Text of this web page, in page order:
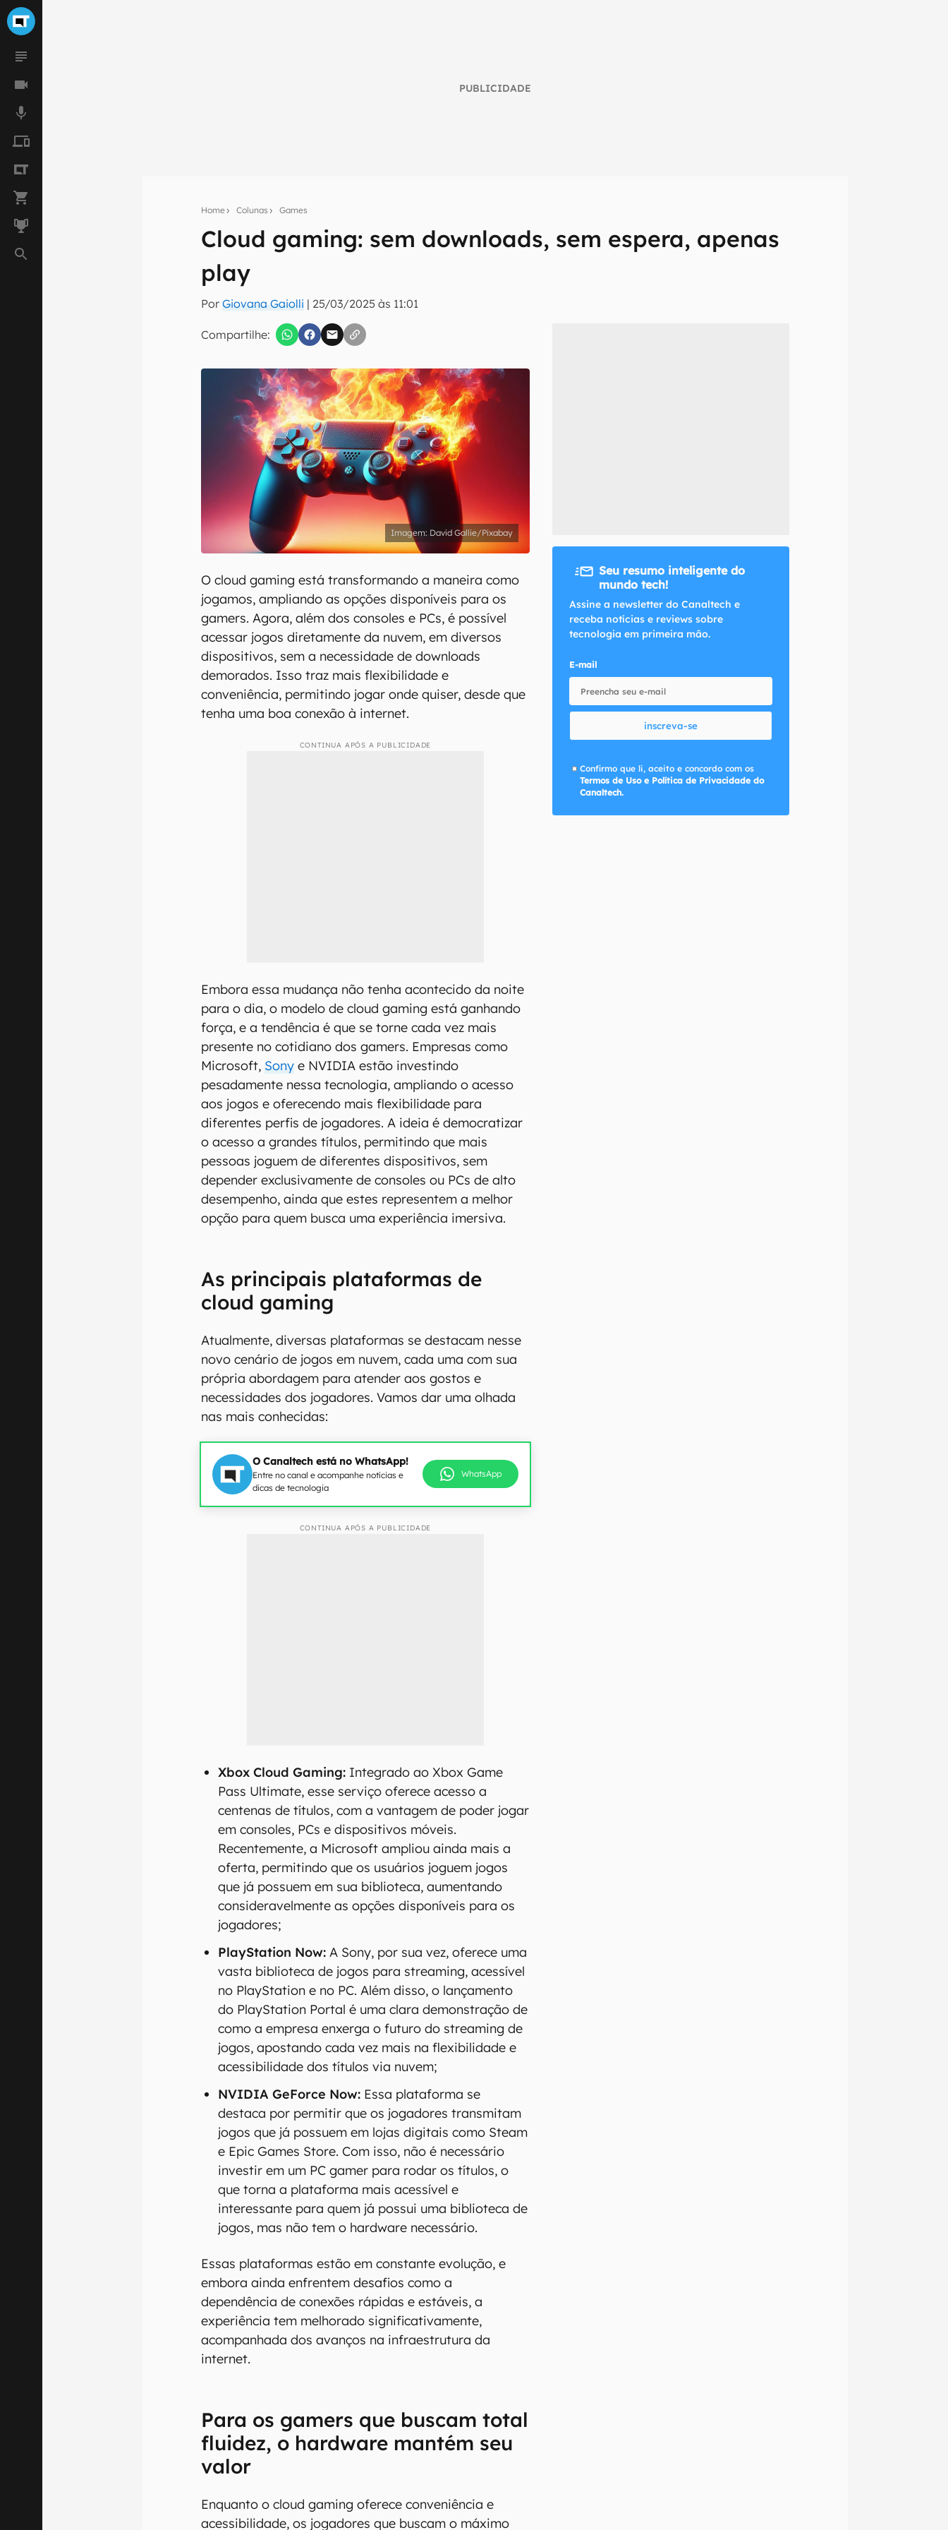
PUBLICIDADE
Home Colunas Games
Cloud gaming: sem downloads, sem espera, apenas
play
PorGiovana Gaiolli | 25/03/2025 às 11:01
Compartilhe:
Seu resumo inteligente do mundo tech!
Assine a newsletter do Canaltech e receba notícias e reviews sobre tecnologia em primeira
mão.
inscreva-se
Confirmo que li, aceito e concordo com os Termos de Uso e Política de Privacidade do Canaltech.
David Gallie/Pixabay
O cloud gaming está transformando a maneira como
jogamos, ampliando as opções disponíveis para os
gamers. Agora, além dos consoles e PCs, é possível
acessar jogos diretamente da nuvem, em diversos
dispositivos, sem a necessidade de downloads
demorados. Isso traz mais flexibilidade e
conveniência, permitindo jogar onde quiser, desde que
tenha uma boa conexão à internet.
CONTINUA APÓS A PUBLICIDADE
Embora essa mudança não tenha acontecido da noite
para o dia, o modelo de cloud gaming está ganhando
força, e a tendência é que se torne cada vez mais
presente no cotidiano dos gamers. Empresas como
Microsoft, Sony e NVIDIA estão investindo
pesadamente nessa tecnologia, ampliando o acesso
aos jogos e oferecendo mais flexibilidade para
diferentes perfis de jogadores. A ideia é democratizar
o acesso a grandes títulos, permitindo que mais
pessoas joguem de diferentes dispositivos, sem
depender exclusivamente de consoles ou PCs de alto
desempenho, ainda que estes representem a melhor
opção para quem busca uma experiência imersiva.
As principais plataformas de
cloud gaming
Atualmente, diversas plataformas se destacam nesse
novo cenário de jogos em nuvem, cada uma com sua
própria abordagem para atender aos gostos e
necessidades dos jogadores. Vamos dar uma olhada
nas mais conhecidas:
O Canaltech está no WhatsApp!
Entre no canal e acompanhe notícias e
dicas de tecnologia
WhatsApp
CONTINUA APÓS A PUBLICIDADE
Xbox Cloud Gaming: Integrado ao Xbox Game
Pass Ultimate, esse serviço oferece acesso a
centenas de títulos, com a vantagem de poder jogar
em consoles, PCs e dispositivos móveis.
Recentemente, a Microsoft ampliou ainda mais a
oferta, permitindo que os usuários joguem jogos
que já possuem em sua biblioteca, aumentando
consideravelmente as opções disponíveis para os
jogadores;
PlayStation Now: A Sony, por sua vez, oferece uma
vasta biblioteca de jogos para streaming, acessível
no PlayStation e no PC. Além disso, o lançamento
do PlayStation Portal é uma clara demonstração de
como a empresa enxerga o futuro do streaming de
jogos, apostando cada vez mais na flexibilidade e
acessibilidade dos títulos via nuvem;
NVIDIA GeForce Now: Essa plataforma se
destaca por permitir que os jogadores transmitam
jogos que já possuem em lojas digitais como Steam
e Epic Games Store. Com isso, não é necessário
investir em um PC gamer para rodar os títulos, o
que torna a plataforma mais acessível e
interessante para quem já possui uma biblioteca de
jogos, mas não tem o hardware necessário.
Essas plataformas estão em constante evolução, e
embora ainda enfrentem desafios como a
dependência de conexões rápidas e estáveis, a
experiência tem melhorado significativamente,
acompanhada dos avanços na infraestrutura da
internet.
Para os gamers que buscam total
fluidez, o hardware mantém seu
valor
Enquanto o cloud gaming oferece conveniência e
acessibilidade, os jogadores que buscam o máximo
Seu resumo inteligente do
mundo tech!
Assine a newsletter do Canaltech e
receba notícias e reviews sobre
tecnologia em primeira mão.
E-mail
inscreva-se
Confirmo que li, aceito e concordo com os
Termos de Uso e Política de Privacidade do
Canaltech.